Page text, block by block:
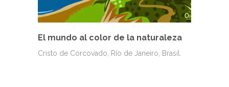
El mundo al color de la naturaleza
Cristo de Corcovado, Río de Janeiro, Brasil.